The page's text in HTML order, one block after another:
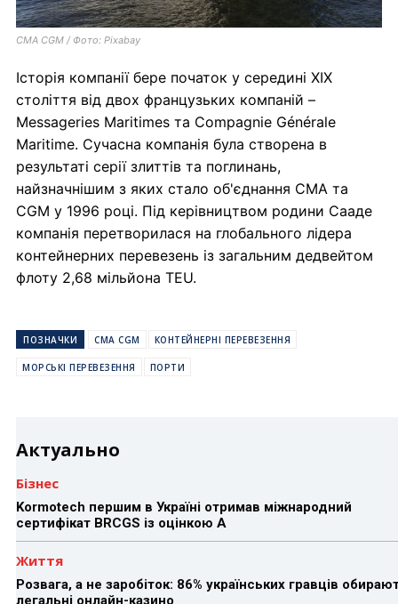
CMA CGM / Фото: Pixabay
Історія компанії бере початок у середині XIX
століття від двох французьких компаній –
Messageries Maritimes та Compagnie Générale
Maritime. Сучасна компанія була створена в
результаті серії злиттів та поглинань,
найзначнішим з яких стало об'єднання CMA та
CGM у 1996 році. Під керівництвом родини Сааде
компанія перетворилася на глобального лідера
контейнерних перевезень із загальним дедвейтом
флоту 2,68 мільйона TEU.
ПОЗНАЧКИ CMA CGM КОНТЕЙНЕРНІ ПЕРЕВЕЗЕННЯ
МОРСЬКІ ПЕРЕВЕЗЕННЯ ПОРТИ
Актуально
Бізнес
Kormotech першим в Україні отримав міжнародний
сертифікат BRCGS із оцінкою A
Життя
Розвага, а не заробіток: 86% українських гравців
легальні онлайн-казино